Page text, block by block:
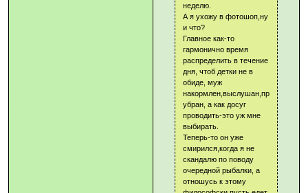
неделю.
А я ухожу в фотошоп,ну
и что?
Главное как-то
гармонично время
распределить в течение
дня, чтоб детки не в
обиде, муж
убран, а как досуг
проводить-это уж мне
выбирать.
Теперь-то он уже
смирился,когда я не
скандалю по поводу
очередной рыбалки, а
отношусь к этому